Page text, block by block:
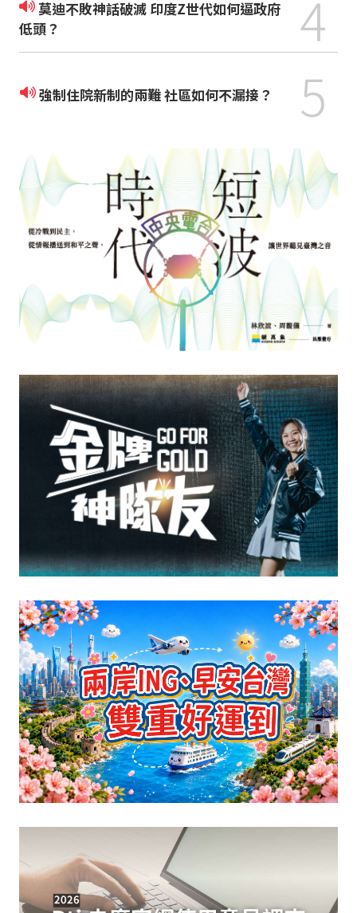
莫迪不敗神話破滅 印度Z世代如何逼政府
低頭？
4
強制住院新制的兩難 社區如何不漏接？ 5